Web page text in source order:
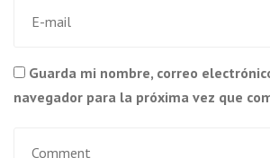
Guarda mi nombre, correo
navegador para la próxima vez que